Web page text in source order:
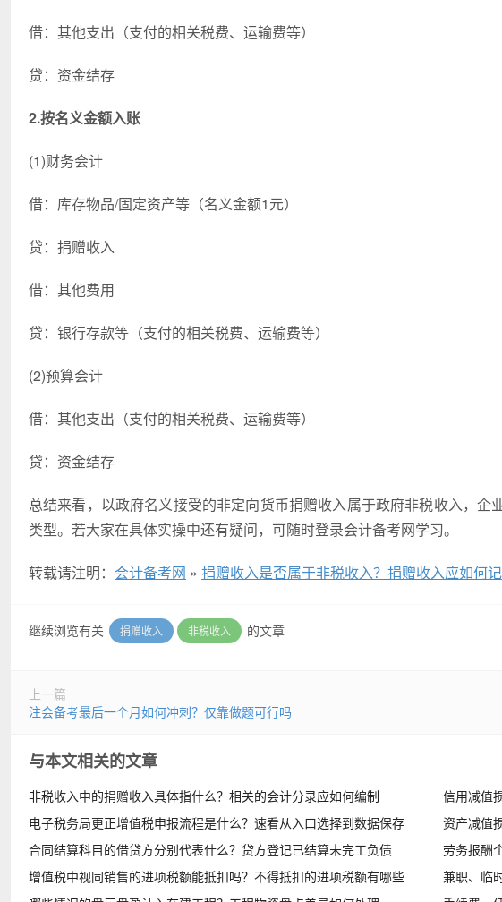
借：其他支出（支付的相关税费、运输费等）
贷：资金结存
2.按名义金额入账
(1)财务会计
借：库存物品/固定资产等（名义金额1元）
贷：捐赠收入
借：其他费用
贷：银行存款等（支付的相关税费、运输费等）
(2)预算会计
借：其他支出（支付的相关税费、运输费等）
贷：资金结存
总结来看，以政府名义接受的非定向货币捐赠收入属于政府非税收入，
类型。若大家在具体实操中还有疑问，可随时登录会计备考网学习。
转载请注明： 会计备考网 » 捐赠收入是否属于非税收入？捐赠收入应如何
继续浏览有关 捐赠收入 非税收入 的文章
上一篇
注会备考最后一个月如何冲刺？仅靠做题可行吗
与本文相关的文章
非税收入中的捐赠收入具体指什么？相关的会计分录应如何编制
信用减值
电子税务局更正增值税申报流程是什么？速看从入口选择到数据保存
资产减值
合同结算科目的借贷方分别代表什么？贷方登记已结算未完工负债
劳务报酬
增值税中视同销售的进项税额能抵扣吗？不得抵扣的进项税额有哪些
兼职、临